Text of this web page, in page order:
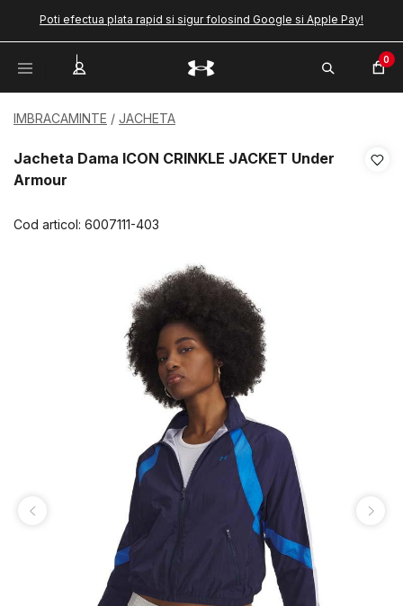
Poti efectua plata rapid si sigur folosind Google si Apple Pay!
0
IMBRACAMINTE JACHETA
Jacheta Dama ICON CRINKLE JACKET Under
Armour
Cod articol: 6007111-403